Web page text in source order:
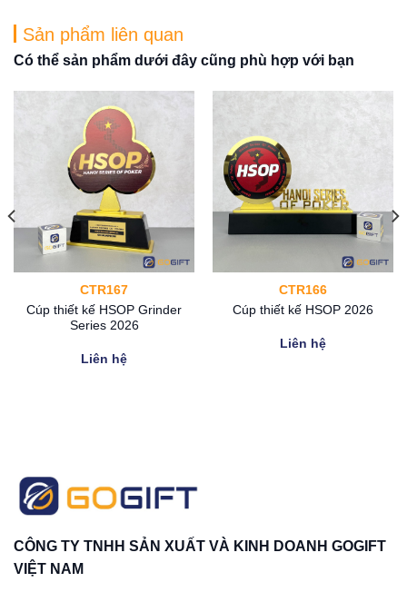
Sản phẩm liên quan
Có thể sản phẩm dưới đây cũng phù hợp với bạn
CTR167
Cúp thiết kế HSOP Grinder
Series 2026
Liên hệ
CTR166
Cúp thiết kế HSOP 2026
Liên hệ
CÔNG TY TNHH SẢN XUẤT VÀ KINH DOANH GOGIFT
VIỆT NAM